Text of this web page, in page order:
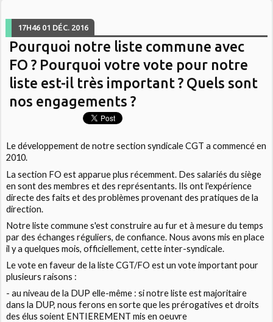
17H46 01 DÉC. 2016
Pourquoi notre liste commune avec
FO ? Pourquoi votre vote pour notre
liste est-il très important ? Quels sont
nos engagements ?
Le développement de notre section syndicale CGT a commencé en
2010.
La section FO est apparue plus récemment. Des salariés du siège
en sont des membres et des représentants. Ils ont l'expérience
directe des faits et des problèmes provenant des pratiques de la
direction.
Notre liste commune s'est construire au fur et à mesure du temps
par des échanges réguliers, de confiance. Nous avons mis en place
il y a quelques mois, officiellement, cette inter-syndicale.
Le vote en faveur de la liste CGT/FO est un vote important pour
plusieurs raisons :
- au niveau de la DUP elle-même : si notre liste est majoritaire
dans la DUP, nous ferons en sorte que les prérogatives et droits
des élus soient ENTIEREMENT mis en oeuvre